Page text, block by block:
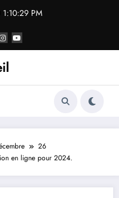
1:10:30 PM
26
en ligne pour 2024.